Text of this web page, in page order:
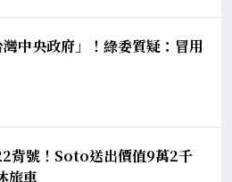
中央政府」！綠委質疑：冒用
背號！Soto送出價值9萬2千
旅車